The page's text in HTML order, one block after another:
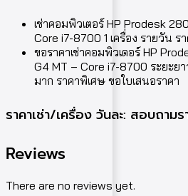
เช่าคอมพิวเตอร์ HP Prodesk
Core i7-8700 1 เครื่อง รายวัน ร
ขอราคาเช่าคอมพิวเตอร์ HP
G4 MT – Core i7-8700 ระยะย
มาก ราคาพิเศษ ขอใบเสนอราคา
ราคาเช่า/เครื่อง วันละ: สอบถามร
Reviews
There are no reviews yet.